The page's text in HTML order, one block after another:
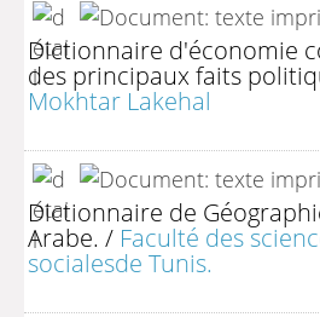
Dictionnaire d'économie
des principaux faits
Mokhtar Lakehal
Dictionnaire de
Arabe. / Faculté des
socialesde Tunis.